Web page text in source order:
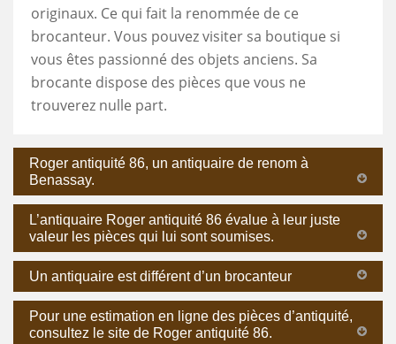
originaux. Ce qui fait la renommée de ce
brocanteur. Vous pouvez visiter sa boutique si
vous êtes passionné des objets anciens. Sa
brocante dispose des pièces que vous ne
trouverez nulle part.
Roger antiquité 86, un antiquaire de renom à
Benassay.
L’antiquaire Roger antiquité 86 évalue à leur juste
valeur les pièces qui lui sont soumises.
Un antiquaire est différent d’un brocanteur
Pour une estimation en ligne des pièces d’antiquité,
consultez le site de Roger antiquité 86.